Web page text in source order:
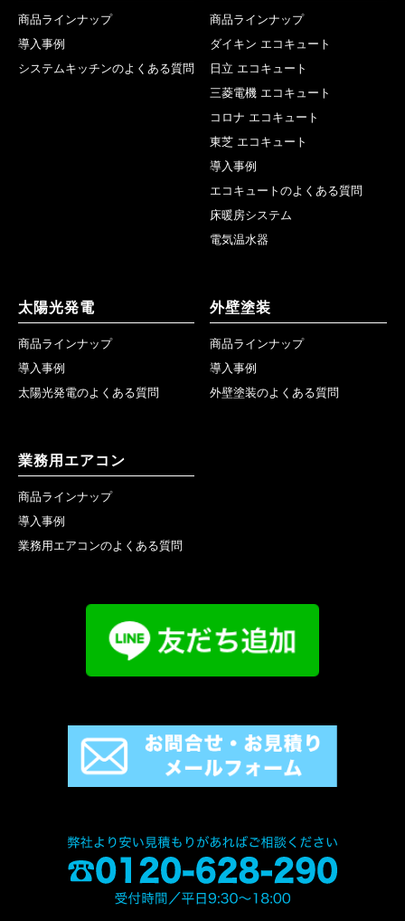
商品ラインナップ
導入事例
システムキッチンのよくある質問
商品ラインナップ
ダイキン エコキュート
日立 エコキュート
三菱電機 エコキュート
コロナ エコキュート
東芝 エコキュート
導入事例
エコキュートのよくある質問
床暖房システム
電気温水器
太陽光発電
商品ラインナップ
導入事例
太陽光発電のよくある質問
外壁塗装
商品ラインナップ
導入事例
外壁塗装のよくある質問
業務用エアコン
商品ラインナップ
導入事例
業務用エアコンのよくある質問